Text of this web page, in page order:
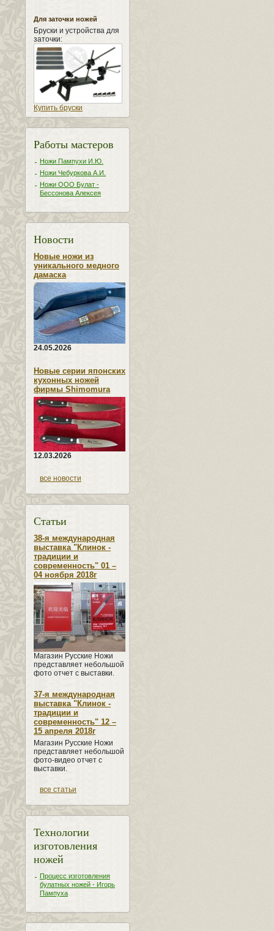
Для заточки ножей
Бруски и устройства для
заточки:
Купить бруски
Работы мастеров
Ножи Пампухи И.Ю.
Ножи Чебуркова А.И.
Ножи ООО Булат -
Бессонова Алексея
Новости
Новые ножи из
уникального медного
дамаска
24.05.2026
Новые серии японских
кухонных ножей
фирмы Shimomura
12.03.2026
все новости
Статьи
38-я международная
выставка "Клинок -
традиции и
современность" 01 –
04 ноября 2018г
Магазин Русские Ножи
представляет небольшой
фото отчет с выставки.
37-я международная
выставка "Клинок -
традиции и
современность" 12 –
15 апреля 2018г
Магазин Русские Ножи
представляет небольшой
фото-видео отчет с
выставки.
все статьи
Технологии
изготовления
ножей
Процесс изготовления
булатных ножей - Игорь
Пампуха